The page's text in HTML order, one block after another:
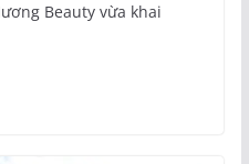
Beauty vừa khai